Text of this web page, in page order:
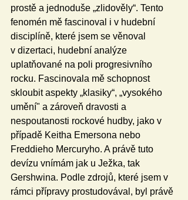
prostě a jednoduše „zlidověly“. Tento
fenomén mě fascinoval i v hudební
disciplíně, které jsem se věnoval
v dizertaci, hudební analýze
uplatňované na poli progresivního
rocku. Fascinovala mě schopnost
skloubit aspekty „klasiky“, „vysokého
umění" a zároveň dravosti a
nespoutanosti rockové hudby, jako v
případě Keitha Emersona nebo
Freddieho Mercuryho. A právě tuto
devízu vnímám jak u Ježka, tak
Gershwina. Podle zdrojů, které jsem v
rámci přípravy prostudovával, byl právě